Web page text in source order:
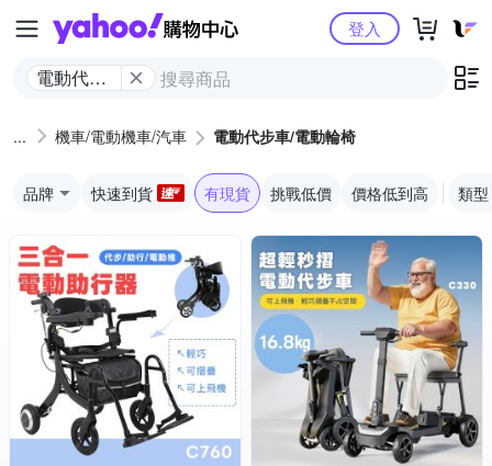
Yahoo購物中心
電動代步
椅
登入
機車/電動機車/汽車 電動代步車/電動輪椅
品牌 快速到貨 有現貨 挑戰低價 價格低到高 類型